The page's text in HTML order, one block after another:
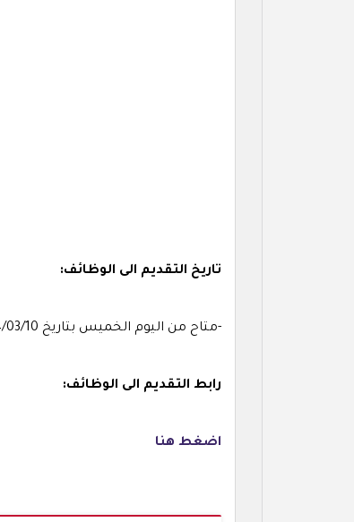
تاريخ التقديم الى الوظائف:
-متاح من اليوم الخميس بتاريخ 1444/03/10هـ الموافق 2022/10/06م
رابط التقديم الى الوظائف:
اضغط هنا